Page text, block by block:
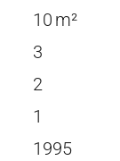
10 m²
3
2
1
1995